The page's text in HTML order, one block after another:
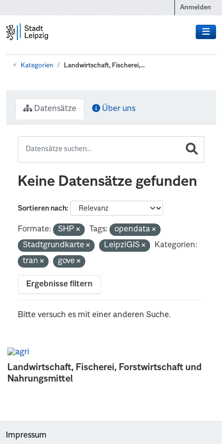
Anmelden
Kategorien Landwirtschaft, Fischerei,...
Landwirtschaft, Fischerei, Forstwirtschaft und
Nahrungsmittel
Datensätze Über uns
Keine Datensätze gefunden
Sortieren nach
Formate: SHP Tags:
opendata
Stadtgrundkarte
LeipziGIS
Kategorien:
tran
gove
Ergebnisse filtern
Bitte versuch es mit einer anderen Suche.
Impressum